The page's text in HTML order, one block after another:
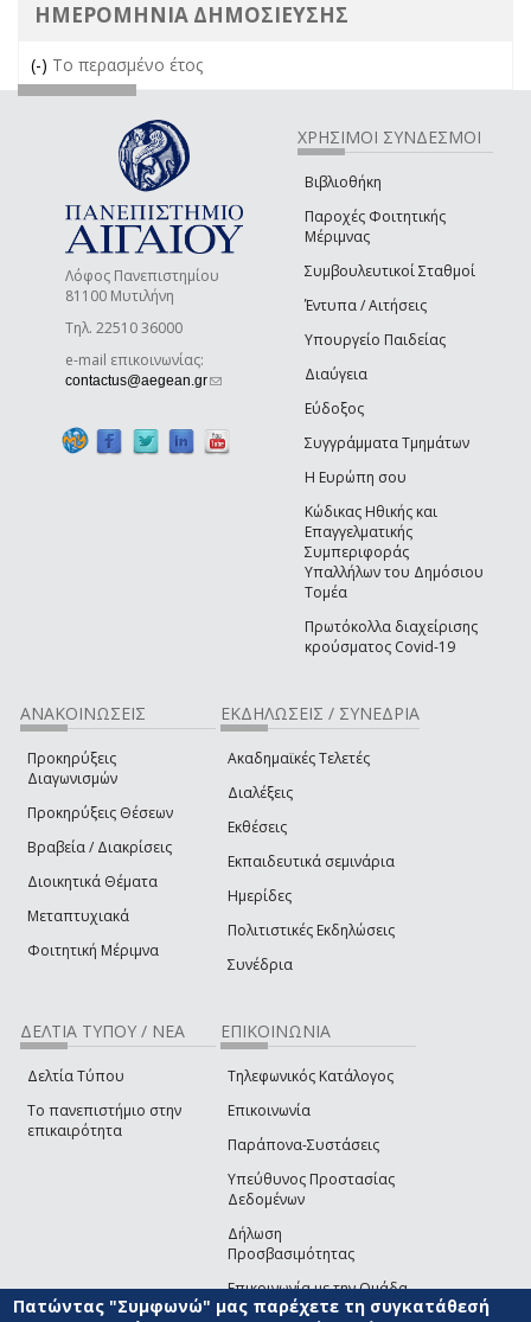
ΗΜΕΡΟΜΗΝΙΑ ΔΗΜΟΣΙΕΥΣΗΣ
(-) Remove Το περασμένο έτος filter
Το περασμένο έτος
Λόφος Πανεπιστημίου
81100 Μυτιλήνη
Τηλ. 22510 36000
e-mail επικοινωνίας:
contactus@aegean.gr(link sends e-mail)
ΧΡΗΣΙΜΟΙ ΣΥΝΔΕΣΜΟΙ
Βιβλιοθήκη
Παροχές Φοιτητικής
Μέριμνας
Συμβουλευτικοί Σταθμοί
Έντυπα / Αιτήσεις
Υπουργείο Παιδείας
Διαύγεια
Εύδοξος
Συγγράμματα Τμημάτων
Η Ευρώπη σου
Κώδικας Ηθικής και
Επαγγελματικής
Συμπεριφοράς
Υπαλλήλων του Δημόσιου
Τομέα
Πρωτόκολλα διαχείρισης
κρούσματος Covid-19
ΑΝΑΚΟΙΝΩΣΕΙΣ
Προκηρύξεις
Διαγωνισμών
Προκηρύξεις Θέσεων
Βραβεία / Διακρίσεις
Διοικητικά Θέματα
Μεταπτυχιακά
Φοιτητική Μέριμνα
ΕΚΔΗΛΩΣΕΙΣ / ΣΥΝΕΔΡΙΑ
Ακαδημαϊκές Τελετές
Διαλέξεις
Εκθέσεις
Εκπαιδευτικά σεμινάρια
Ημερίδες
Πολιτιστικές Εκδηλώσεις
Συνέδρια
ΔΕΛΤΙΑ ΤΥΠΟΥ / ΝΕΑ
Δελτία Τύπου
Το πανεπιστήμιο στην
επικαιρότητα
ΕΠΙΚΟΙΝΩΝΙΑ
Τηλεφωνικός Κατάλογος
Επικοινωνία
Παράπονα-Συστάσεις
Υπεύθυνος Προστασίας
Δεδομένων
Δήλωση
Προσβασιμότητας
Επικοινωνία με την Ομάδα
Ανάπτυξης του site(link sends e-mail)
Πατώντας "Συμφωνώ" μας παρέχετε τη συγκατάθεσή